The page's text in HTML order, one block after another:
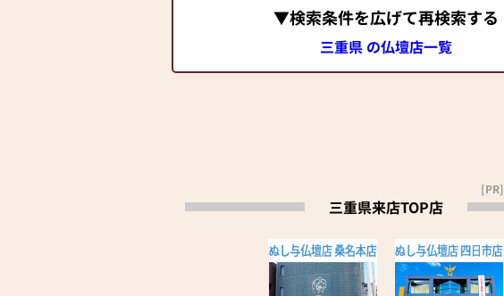
▼検索条件を広げて再検索する
三重県 の仏壇店一覧
三重県来店TOP店
[PR]